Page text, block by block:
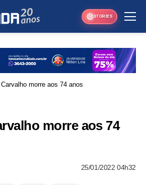
STORIES
morre aos 74 anos
morre aos 74
25/01/2022 04h32